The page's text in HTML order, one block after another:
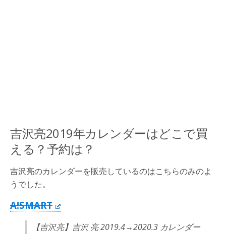
吉沢亮2019年カレンダーはどこで買
える？予約は？
吉沢亮のカレンダーを販売しているのはこちらのみのよ
うでした。
A!SMART
【吉沢亮】吉沢 亮 2019.4→2020.3 カレンダー